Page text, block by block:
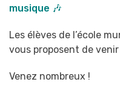
musique 🎶
Les élèves de l’école
vous proposent de
Venez nombreux !